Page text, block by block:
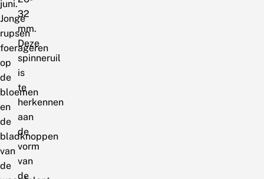
juni.
Jonge
rupsen
foerageren
op
de
bloemen
en
de
bladknoppen
van
de
32
mm.
Deze
spinneruil
is
te
herkennen
aan
de
vorm
van
de